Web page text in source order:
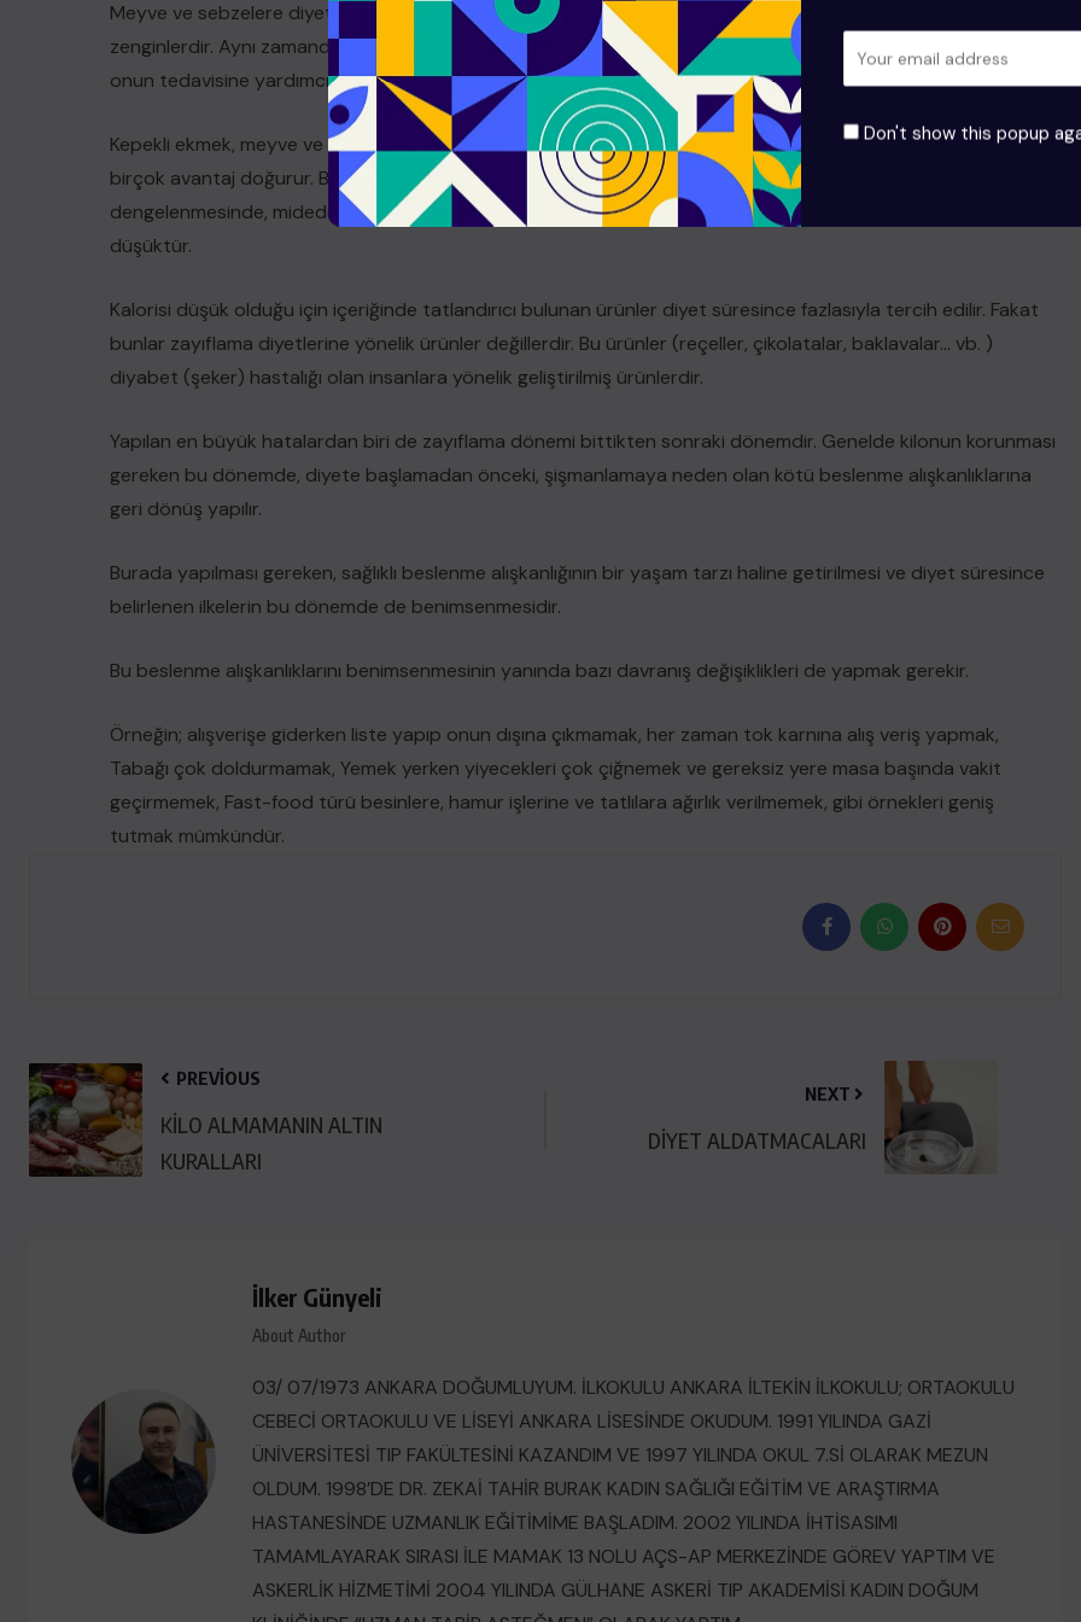
Don't show this popup
Meyve ve sebzelere diyette çok daha fazla önem verilmelidir. Bu besinler vitamin ve mineral açısından oldukça
zenginlerdir. Aynı zamanda posa içeriği yüksektir. Posa içeriğinin yüksek oluşu kişide kabızlık problemi varsa
onun tedavisine yardımcı olurken bir çok sağlık probleminin de tedavisine yardımcı olacaktır.
Kepekli ekmek, meyve ve sebzeler gibi posa oranı yüksek bir besindir. Beyaz ekmek yerine tercih edilmesi
birçok avantaj doğurur. Bağırsak hareketlerinin düzenlenmesinde, kan şekerinin ve kan yağlarının
dengelenmesinde, midede şişerek tokluk hissinin artmasında etkilidir. Aynı zamanda kalori değeri daha
düşüktür.
Kalorisi düşük olduğu için içeriğinde tatlandırıcı bulunan ürünler diyet süresince fazlasıyla tercih edilir. Fakat
bunlar zayıflama diyetlerine yönelik ürünler değillerdir. Bu ürünler (reçeller, çikolatalar, baklavalar… vb. )
diyabet (şeker) hastalığı olan insanlara yönelik geliştirilmiş ürünlerdir.
Yapılan en büyük hatalardan biri de zayıflama dönemi bittikten sonraki dönemdir. Genelde kilonun korunması
gereken bu dönemde, diyete başlamadan önceki, şişmanlamaya neden olan kötü beslenme alışkanlıklarına
geri dönüş yapılır.
Burada yapılması gereken, sağlıklı beslenme alışkanlığının bir yaşam tarzı haline getirilmesi ve diyet süresince
belirlenen ilkelerin bu dönemde de benimsenmesidir.
Bu beslenme alışkanlıklarını benimsenmesinin yanında bazı davranış değişiklikleri de yapmak gerekir.
Örneğin; alışverişe giderken liste yapıp onun dışına çıkmamak, her zaman tok karnına alış veriş yapmak,
Tabağı çok doldurmamak, Yemek yerken yiyecekleri çok çiğnemek ve gereksiz yere masa başında vakit
geçirmemek, Fast-food türü besinlere, hamur işlerine ve tatlılara ağırlık verilmemek, gibi örnekleri geniş
tutmak mümkündür.
PREVIOUS
KİLO ALMAMANIN ALTIN
KURALLARI
NEXT
DİYET ALDATMACALARI
İlker Günyeli
About Author
03/ 07/1973 ANKARA DOĞUMLUYUM. İLKOKULU ANKARA İLTEKİN İLKOKULU; ORTAOKULU
CEBECİ ORTAOKULU VE LİSEYİ ANKARA LİSESİNDE OKUDUM. 1991 YILINDA GAZİ
ÜNİVERSİTESİ TIP FAKÜLTESİNİ KAZANDIM VE 1997 YILINDA OKUL 7.Sİ OLARAK MEZUN
OLDUM. 1998’DE DR. ZEKAİ TAHİR BURAK KADIN SAĞLIĞI EĞİTİM VE ARAŞTIRMA
HASTANESİNDE UZMANLIK EĞİTİMİME BAŞLADIM. 2002 YILINDA İHTİSASIMI
TAMAMLAYARAK SIRASI İLE MAMAK 13 NOLU AÇS-AP MERKEZİNDE GÖREV YAPTIM VE
ASKERLİK HİZMETİMİ 2004 YILINDA GÜLHANE ASKERİ TIP AKADEMİSİ KADIN DOĞUM